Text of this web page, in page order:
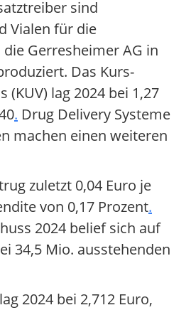
sind
Vialen für die
Gerresheimer AG in
Das Kurs-
(KUV) lag 2024 bei 1,27
. Drug Delivery Systeme
machen einen weiteren
zuletzt 0,04 Euro je
von 0,17 Prozent.
2024 belief sich auf
34,5 Mio. ausstehenden
2024 bei 2,712 Euro,